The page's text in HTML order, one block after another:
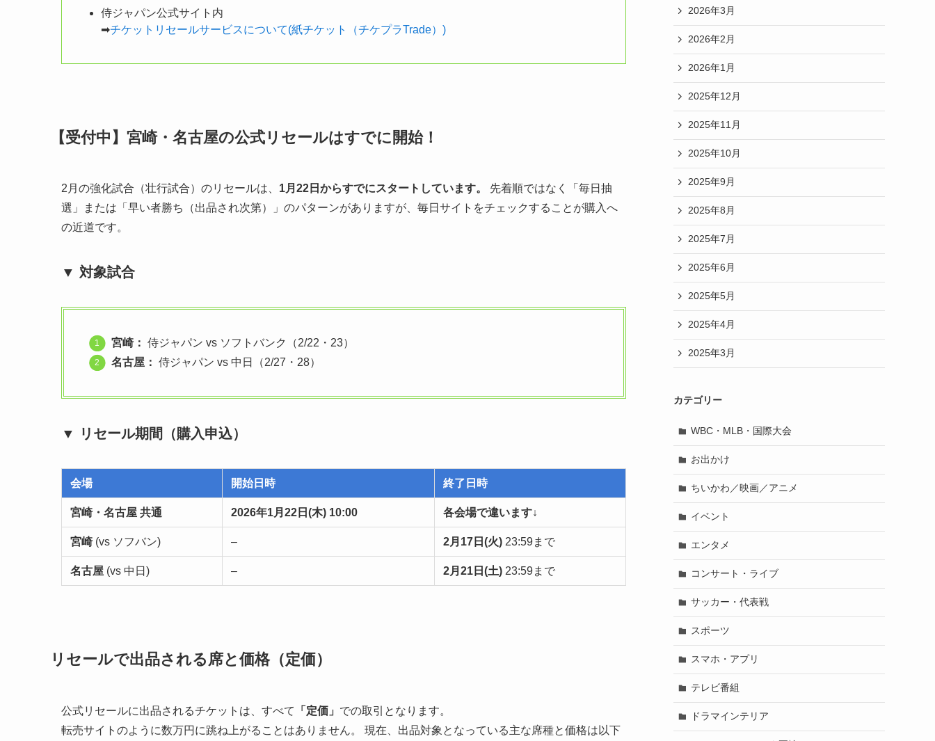
侍ジャパン公式サイト内
➡チケットリセールサービスについて(紙チケット（チケプラTrade）)
【受付中】宮崎・名古屋の公式リセールはすでに開始！
2月の強化試合（壮行試合）のリセールは、 1月22日からすでにスタートしています。
先着順ではなく「毎日抽
選」または「早い者勝ち（出品され次第）」のパターンがありますが、毎日サイトをチェックすることが購入へ
の近道です。
▼ 対象試合
宮崎： 侍ジャパン vs ソフトバンク（2/22・23）
名古屋： 侍ジャパン vs 中日（2/27・28）
▼ リセール期間（購入申込）
会場 開始日時 終了日時
宮崎・名古屋 共通 2026年1月22日(木) 10:00 各会場で違います↓
宮崎(vs ソフバン) – 2月17日(火) 23:59まで
名古屋 (vs 中日) – 2月21日(土) 23:59まで
リセールで出品される席と価格（定価）
公式リセールに出品されるチケットは、すべて 「定価」 での取引となります。
転売サイトのように数万円に跳ね上がることはありません。 現在、出品対象となっている主な席種と価格は以下
2026年3月
2026年2月
2026年1月
2025年12月
2025年11月
2025年10月
2025年9月
2025年8月
2025年7月
2025年6月
2025年5月
2025年4月
2025年3月
カテゴリー
WBC・MLB・国際大会
お出かけ
ちいかわ／映画／アニメ
イベント
エンタメ
コンサート・ライブ
サッカー・代表戦
スポーツ
スマホ・アプリ
テレビ番組
ドラマインテリア